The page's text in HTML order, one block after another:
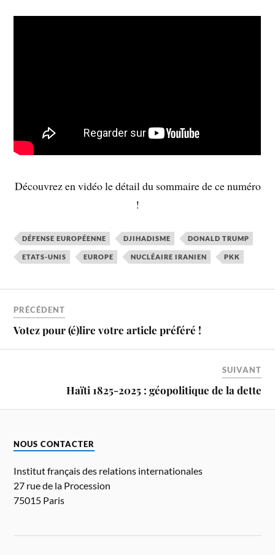
Découvrez en vidéo le détail du sommaire de ce numéro
!
DÉFENSE EUROPÉENNE DJIHADISME DONALD TRUMP
ETATS-UNIS EUROPE NUCLÉAIRE IRANIEN PKK
PRÉCÉDENT
Votez pour (é)lire votre article préféré !
SUIVANT
Haïti 1825-2025 : géopolitique de la dette
NOUS CONTACTER
Institut français des relations internationales
27 rue de la Procession
75015 Paris